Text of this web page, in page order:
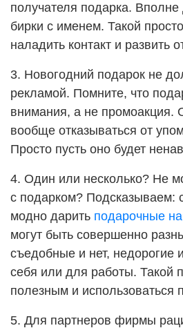
получателя подарка. Вполне
бирки с именем. Такой
наладить контакт и развить
3. Новогодний подарок не
рекламой. Помните, что
внимания, а не промоакция.
вообще отказываться от
Просто пусть оно будет
4. Один или несколько? Не
с подарком? Подсказываем:
модно дарить подарочные
могут быть совершенно
съедобные и нет, недорогие
себя или для работы. Такой
полезным и использоваться
5. Для партнеров фирмы